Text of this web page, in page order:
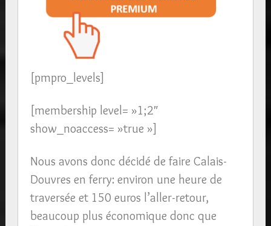
[pmpro_levels]
[membership level= »1;2″
show_noaccess= »true »]
Nous avons donc décidé de faire Calais-
Douvres en ferry: environ une heure de
traversée et 150 euros l’aller-retour,
beaucoup plus économique donc que